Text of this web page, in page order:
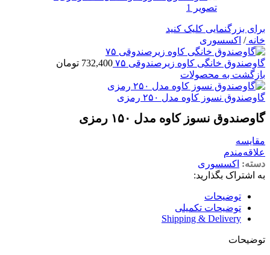
برای بزرگنمایی کلیک کنید
خانه/ اکسسوری
گاوصندوق خانگی کاوه زیرصندوقی ۷۵ 732,400 تومان
بازگشت به محصولات
گاوصندوق نسوز کاوه مدل ۲۵۰ رمزی
گاوصندوق نسوز کاوه مدل ۱۵۰ رمزی
مقایسه
علاقه‌مندم
دسته: اکسسوری
به اشتراک بگذارید:
توضیحات
توضیحات تکمیلی
Shipping & Delivery
توضیحات